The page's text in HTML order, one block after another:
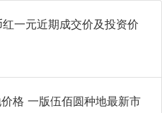
一元近期成交价及投资价
格 一版伍佰圆种地最新市